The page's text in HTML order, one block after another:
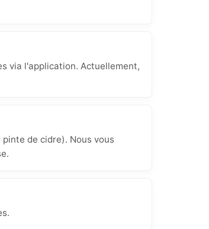
via l'application. Actuellement,
de cidre). Nous vous